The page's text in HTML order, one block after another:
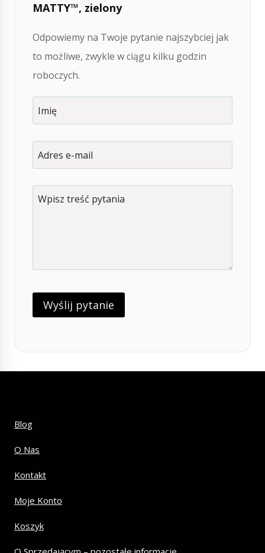
MATTY™, zielony
Odpowiemy na Twoje pytanie najszybciej jak
to możliwe, zwykle w ciągu kilku godzin
roboczych.
Blog
O Nas
Kontakt
Moje Konto
Koszyk